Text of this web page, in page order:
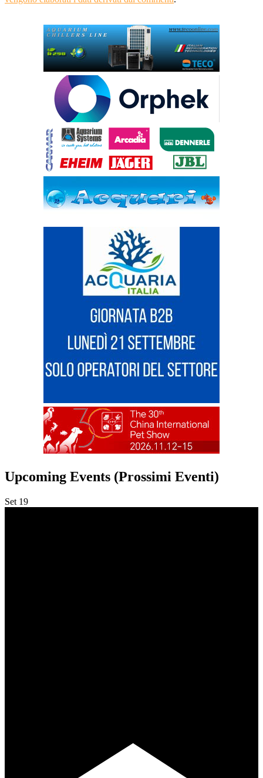
Upcoming Events (Prossimi Eventi)
Set 19